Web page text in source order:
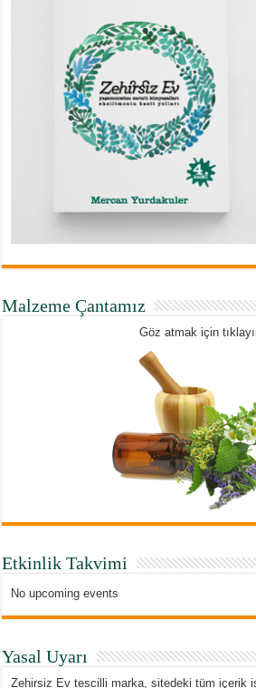
Malzeme Çantamız
Göz atmak için
Etkinlik Takvimi
No upcoming events
Yasal Uyarı
Zehirsiz Ev tescilli marka, sitedeki tüm içerik